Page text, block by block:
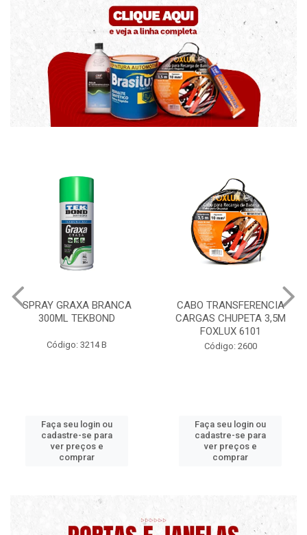
CABO TRANSFERENCIA
CARGAS CHUPETA 3,5M
Código: 2600
Faça seu login ou
cadastre-se para
ver preços e
comprar
CHAVE DE RODA TIPO CRUZ
17X19X21X23 FOX 4513
Código: 2628
Faça seu login ou
cadastre-se para
ver preços e
comprar